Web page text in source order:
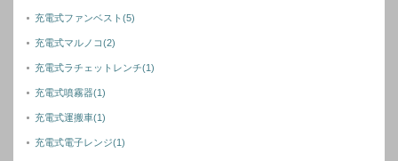
充電式ファンベスト(5)
充電式マルノコ(2)
充電式ラチェットレンチ(1)
充電式噴霧器(1)
充電式運搬車(1)
充電式電子レンジ(1)